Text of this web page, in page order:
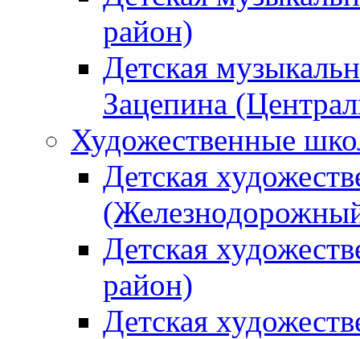
район)
Детская
Зацепина
Художественные
Детская
Детская
район)
Детская